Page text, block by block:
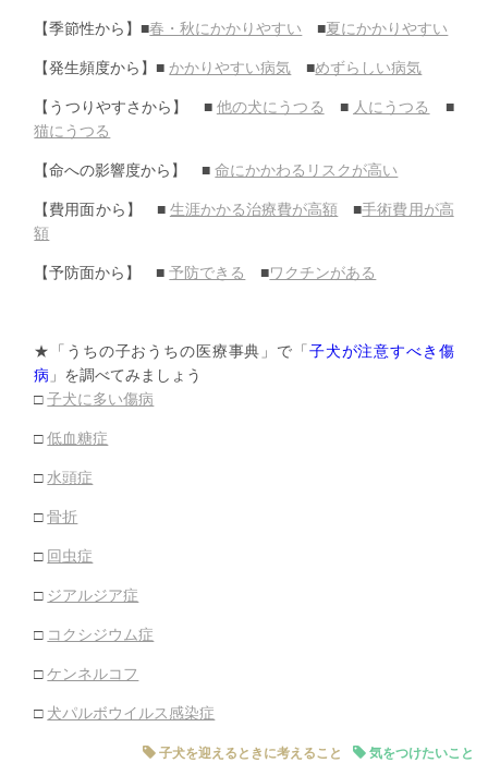
【季節性から】■春・秋にかかりやすい ■夏にかかりやすい
【発生頻度から】■かかりやすい病気 ■めずらしい病気
【うつりやすさから】 ■ 他の犬にうつる ■ 人にうつる
■
猫にうつる
【命への影響度から】 ■命にかかわるリスクが高い
【費用面から】 ■ 生涯かかる治療費が高額 ■手術費用が高
額
【予防面から】 ■予防できる ■ワクチンがある
★「うちの子おうちの医療事典」で 「 子犬が注意すべき傷
病 」 を調べてみましょう
□子犬に多い傷病
□低血糖症
□水頭症
□骨折
□ 回虫症
□ ジアルジア症
□ コクシジウム症
□ケンネルコフ
□ 犬パルボウイルス感染症
子犬を迎えるときに考えること
気をつけたいこと